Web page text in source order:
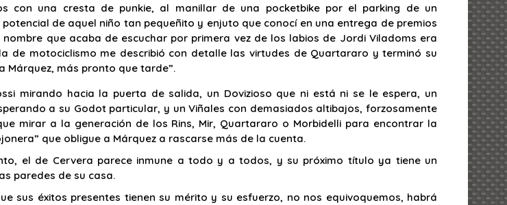
con una cresta de punkie, al manillar de una pocketbike por el parking de un
de aquel niño tan pequeñito y enjuto que conocí en una entrega de premios
que acaba de escuchar por primera vez de los labios de Jordi Viladoms era
de motociclismo me describió con detalle las virtudes de Quartararo y terminó su
Márquez, más pronto que tarde”.
mirando hacia la puerta de salida, un Dovizioso que ni está ni se le espera, un
a su Godot particular, y un Viñales con demasiados altibajos, forzosamente
mirar a la generación de los Rins, Mir, Quartararo o Morbidelli para encontrar la
que obligue a Márquez a rascarse más de la cuenta.
el de Cervera parece inmune a todo y a todos, y su próximo título ya tiene un
paredes de su casa.
sus éxitos presentes tienen su mérito y su esfuerzo, no nos equivoquemos, habrá